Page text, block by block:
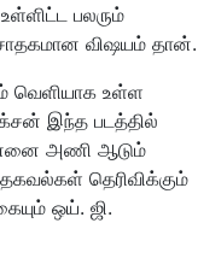
பலரும்
சாதகமான விஷயம் தான்.
வெளியாக உள்ள
இந்த படத்தில்
அணி ஆடும்
தகவல்கள் தெரிவிக்கும்
ஒய். ஜி.